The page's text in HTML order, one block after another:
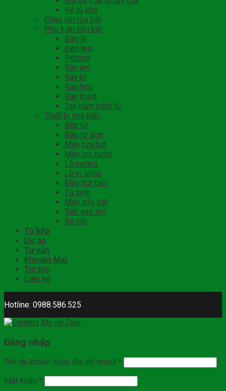
Hệ tủ kho
Chậu vòi rửa bát
Phụ kiện liên kết
Bản lề
Đèn led
Pittong
Ray âm
Ray bi
Ray hộp
Ray trượt
Tay nắm cánh tủ
Thiết bị nhà bếp
Bếp từ
Bếp từ đơn
Máy rửa bát
Máy lọc nước
Lò nướng
Lò vi sóng
Máy hút mùi
Tủ lạnh
Máy sấy bát
Bếp gas âm
Bộ nồi
Tủ bếp
Dự án
Tư vấn
Khuyến Mại
Tin tức
Liên hệ
Hotline: 0988.586.525
Đăng nhập
Tên tài khoản hoặc địa chỉ email *
Mật khẩu *